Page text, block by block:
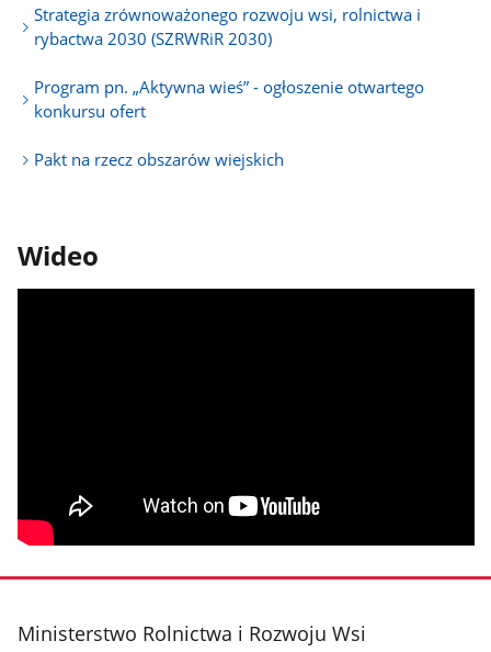
Strategia zrównoważonego rozwoju wsi, rolnictwa i
rybactwa 2030 (SZRWRiR 2030)
Program pn. „Aktywna wieś” - ogłoszenie otwartego
konkursu ofert
Pakt na rzecz obszarów wiejskich
Wideo
stopka
Ministerstwo Rolnictwa i Rozwoju Wsi